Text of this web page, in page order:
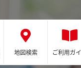
地図検索 ご利用ガ